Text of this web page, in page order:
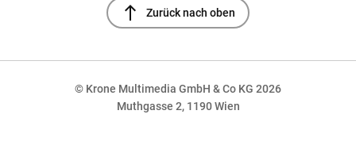
north Zurück nach oben
© Krone Multimedia GmbH & Co KG 2026
Muthgasse 2, 1190 Wien